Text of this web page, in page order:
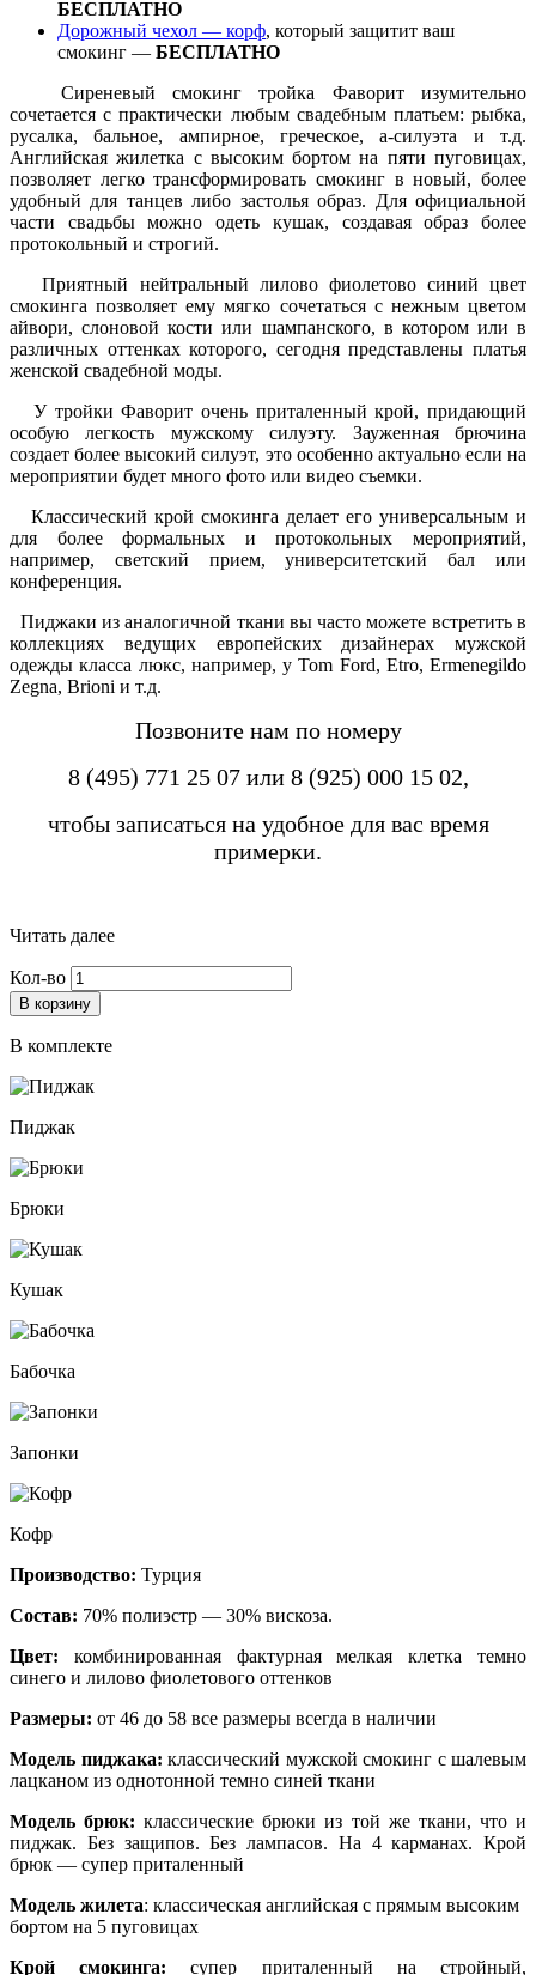
БЕСПЛАТНО
Дорожный чехол — корф, который защитит ваш
смокинг — БЕСПЛАТНО
Сиреневый смокинг тройка Фаворит изумительно
сочетается с практически любым свадебным платьем: рыбка,
русалка, бальное, ампирное, греческое, а-силуэта и т.д.
Английская жилетка с высоким бортом на пяти пуговицах,
позволяет легко трансформировать смокинг в новый, более
удобный для танцев либо застолья образ. Для официальной
части свадьбы можно одеть кушак, создавая образ более
протокольный и строгий.
Приятный нейтральный лилово фиолетово синий цвет
смокинга позволяет ему мягко сочетаться с нежным цветом
айвори, слоновой кости или шампанского, в котором или в
различных оттенках которого, сегодня представлены платья
женской свадебной моды.
У тройки Фаворит очень приталенный крой, придающий
особую легкость мужскому силуэту. Зауженная брючина
создает более высокий силуэт, это особенно актуально если на
мероприятии будет много фото или видео съемки.
Классический крой смокинга делает его универсальным и
для более формальных и протокольных мероприятий,
например, светский прием, университетский бал или
конференция.
Пиджаки из аналогичной ткани вы часто можете встретить в
коллекциях ведущих европейских дизайнерах мужской
одежды класса люкс, например, у Tom Ford, Etro, Ermenegildo
Zegna, Brioni и т.д.
Позвоните нам по номеру
8 (495) 771 25 07 или 8 (925) 000 15 02,
чтобы записаться на удобное для вас время
примерки.
Читать далее
Кол-во
В корзину
В комплекте
Пиджак
Брюки
Кушак
Бабочка
Запонки
Кофр
Производство: Турция
Состав: 70% полиэстр — 30% вискоза.
Цвет: комбинированная фактурная мелкая клетка темно
синего и лилово фиолетового оттенков
Размеры: от 46 до 58 все размеры всегда в наличии
Модель пиджака: классический мужской смокинг с шалевым
лацканом из однотонной темно синей ткани
Модель брюк: классические брюки из той же ткани, что и
пиджак. Без защипов. Без лампасов. На 4 карманах. Крой
брюк — супер приталенный
Модель жилета: классическая английская с прямым высоким
бортом на 5 пуговицах
Крой смокинга: супер приталенный на стройный,